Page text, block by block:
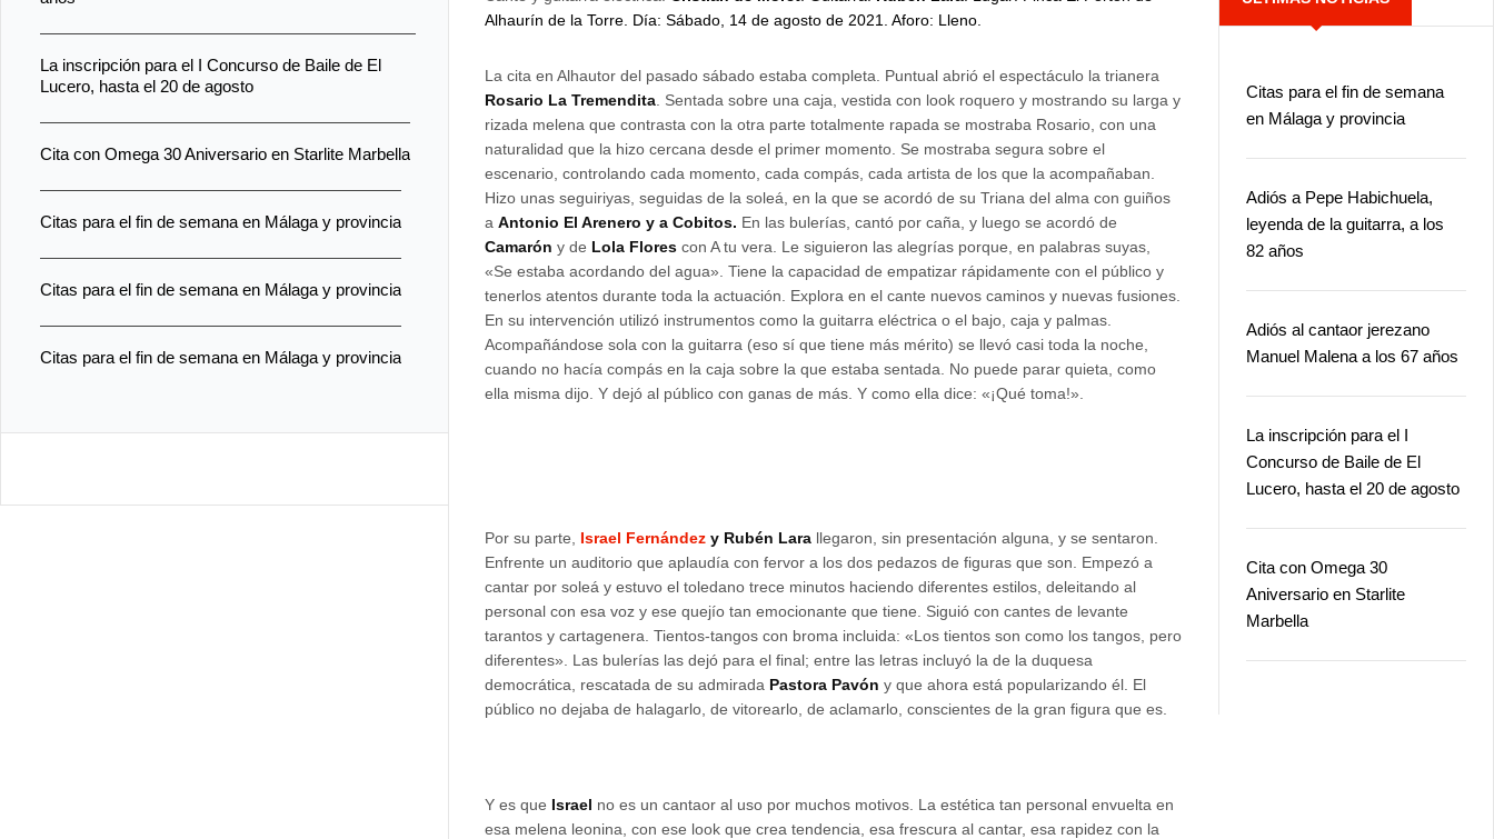
Alhaurín de la Torre. Día: Sábado, 14 de agosto de 2021. Aforo: Lleno.
La cita en Alhautor del pasado sábado estaba completa. Puntual abrió el espectáculo la trianera
Rosario La Tremendita . Sentada sobre una caja, vestida con look roquero y mostrando su larga y
rizada melena que contrasta con la otra parte totalmente rapada se mostraba Rosario, con una
naturalidad que la hizo cercana desde el primer momento. Se mostraba segura sobre el
escenario, controlando cada momento, cada compás, cada artista de los que la acompañaban.
Hizo unas seguiriyas, seguidas de la soleá, en la que se acordó de su Triana del alma con guiños
aAntonio El Arenero y a Cobitos. En las bulerías, cantó por caña, y luego se acordó de
Camarón y de Lola Flores con A tu vera. Le siguieron las alegrías porque, en palabras suyas,
«Se estaba acordando del agua». Tiene la capacidad de empatizar rápidamente con el público y
tenerlos atentos durante toda la actuación. Explora en el cante nuevos caminos y nuevas fusiones.
En su intervención utilizó instrumentos como la guitarra eléctrica o el bajo, caja y palmas.
Acompañándose sola con la guitarra (eso sí que tiene más mérito) se llevó casi toda la noche,
cuando no hacía compás en la caja sobre la que estaba sentada. No puede parar quieta, como
ella misma dijo. Y dejó al público con ganas de más. Y como ella dice: «¡Qué toma!».
Por su parte, Israel Fernández y Rubén Lara llegaron, sin presentación alguna, y se sentaron.
Enfrente un auditorio que aplaudía con fervor a los dos pedazos de figuras que son. Empezó a
cantar por soleá y estuvo el toledano trece minutos haciendo diferentes estilos, deleitando al
personal con esa voz y ese quejío tan emocionante que tiene. Siguió con cantes de levante
tarantos y cartagenera. Tientos-tangos con broma incluida: «Los tientos son como los tangos, pero
diferentes». Las bulerías las dejó para el final; entre las letras incluyó la de la duquesa
democrática, rescatada de su admirada Pastora Pavón y que ahora está popularizando él. El
público no dejaba de halagarlo, de vitorearlo, de aclamarlo, conscientes de la gran figura que es.
Y es que Israel no es un cantaor al uso por muchos motivos. La estética tan personal envuelta en
esa melena leonina, con ese look que crea tendencia, esa frescura al cantar, esa rapidez con la
Citas para el fin de semana
en Málaga y provincia
Adiós a Pepe Habichuela,
leyenda de la guitarra, a los
82 años
Adiós al cantaor jerezano
Manuel Malena a los 67 años
La inscripción para el I
Concurso de Baile de El
Lucero, hasta el 20 de agosto
Cita con Omega 30
Aniversario en Starlite
Marbella
La inscripción para el I Concurso de Baile de El
Lucero, hasta el 20 de agosto
Cita con Omega 30 Aniversario en Starlite Marbella
Citas para el fin de semana en Málaga y provincia
Citas para el fin de semana en Málaga y provincia
Citas para el fin de semana en Málaga y provincia